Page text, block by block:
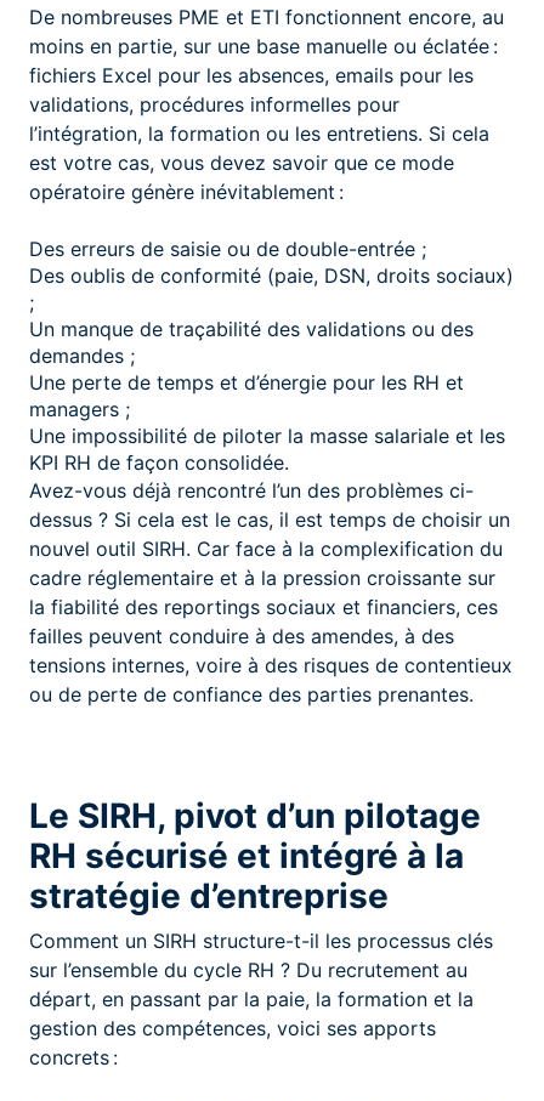
De nombreuses PME et ETI fonctionnent encore, au
moins en partie, sur une base manuelle ou éclatée :
fichiers Excel pour les absences, emails pour les
validations, procédures informelles pour
l’intégration, la formation ou les entretiens. Si cela
est votre cas, vous devez savoir que ce mode
opératoire génère inévitablement :
Des erreurs de saisie ou de double-entrée ;
Des oublis de conformité (paie, DSN, droits sociaux)
;
Un manque de traçabilité des validations ou des
demandes ;
Une perte de temps et d’énergie pour les RH et
managers ;
Une impossibilité de piloter la masse salariale et les
KPI RH de façon consolidée.
Avez-vous déjà rencontré l’un des problèmes ci-
dessus ? Si cela est le cas, il est temps de choisir un
nouvel outil SIRH. Car face à la complexification du
cadre réglementaire et à la pression croissante sur
la fiabilité des reportings sociaux et financiers, ces
failles peuvent conduire à des amendes, à des
tensions internes, voire à des risques de contentieux
ou de perte de confiance des parties prenantes.
Le SIRH, pivot d’un pilotage
RH sécurisé et intégré à la
stratégie d’entreprise
Comment un SIRH structure-t-il les processus clés
sur l’ensemble du cycle RH ? Du recrutement au
départ, en passant par la paie, la formation et la
gestion des compétences, voici ses apports
concrets :